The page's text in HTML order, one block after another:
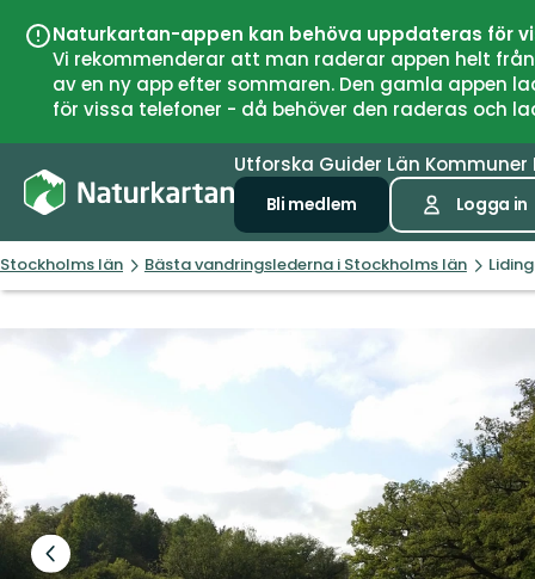
Naturkartan-appen kan behöva uppdateras för
Vi rekommenderar att man raderar appen helt
av en ny app efter sommaren. Den gamla
för vissa telefoner - då behöver den raderas och
Utforska Guider Län Kommuner
Bli medlem Logga in
Stockholms län Bästa vandringslederna i Stockholms län
Föregående